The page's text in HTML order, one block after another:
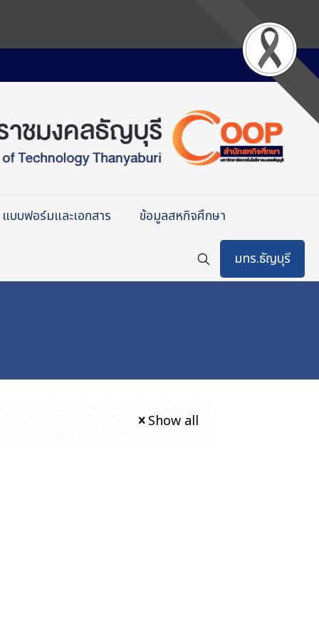
แบบฟอร์มและเอกสาร ข้อมูลสหกิจศึกษา
มทร.ธัญบุรี
Show all